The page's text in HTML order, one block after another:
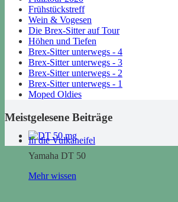
Yamaha DT 50
Mehr wissen
Frühstückstreff
Wein & Vogesen
Die Brex-Sitter auf Tour
Höhen und Tiefen
Brex-Sitter unterwegs - 4
Brex-Sitter unterwegs - 3
Brex-Sitter unterwegs - 2
Brex-Sitter unterwegs - 1
Moped Oldies
Meistgelesene Beiträge
In die Vulkaneifel